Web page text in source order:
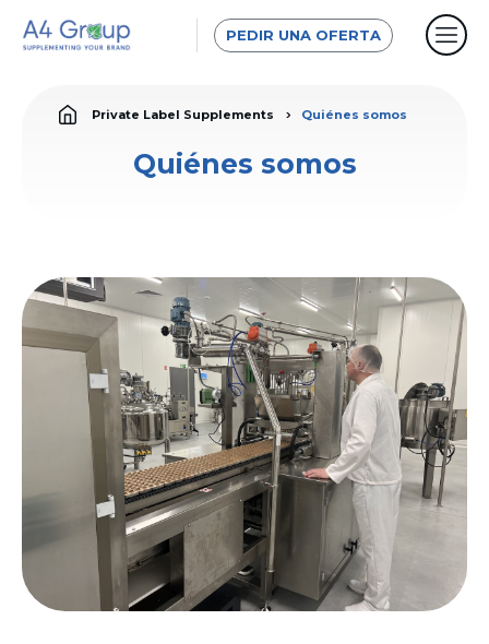
PEDIR UNA OFERTA
Private Label Supplements Quiénes somos
Quiénes somos